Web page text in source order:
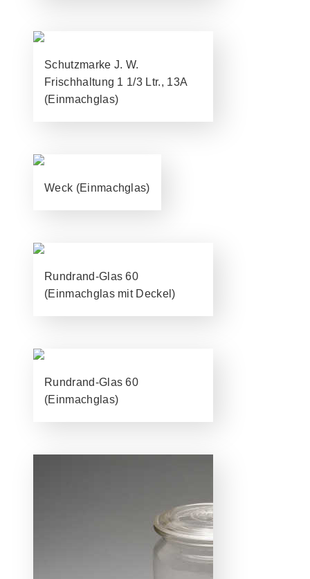
Schutzmarke J. W.
Frischhaltung 1 1/3 Ltr., 13A
(Einmachglas)
Weck (Einmachglas)
Rundrand-Glas 60
(Einmachglas mit Deckel)
Rundrand-Glas 60
(Einmachglas)